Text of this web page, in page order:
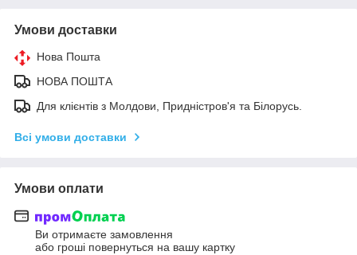
Умови доставки
Нова Пошта
НОВА ПОШТА
Для клієнтів з Молдови, Придністров'я та Білорусь.
Всі умови доставки
Умови оплати
Ви отримаєте замовлення
або гроші повернуться на вашу картку